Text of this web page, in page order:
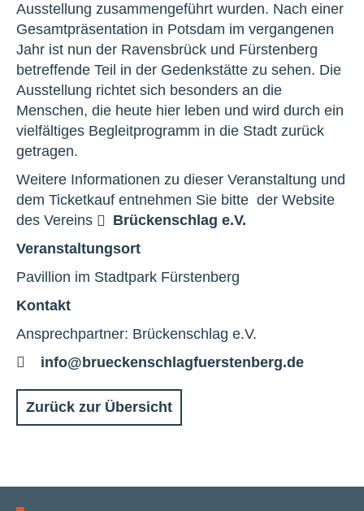
Ausstellung zusammengeführt wurden. Nach einer
Gesamtpräsentation in Potsdam im vergangenen
Jahr ist nun der Ravensbrück und Fürstenberg
betreffende Teil in der Gedenkstätte zu sehen. Die
Ausstellung richtet sich besonders an die
Menschen, die heute hier leben und wird durch ein
vielfältiges Begleitprogramm in die Stadt zurück
getragen.
Weitere Informationen zu dieser Veranstaltung und
dem Ticketkauf entnehmen Sie bitte der Website
des Vereins
Brückenschlag e.V.
Veranstaltungsort
Pavillion im Stadtpark Fürstenberg
Kontakt
Ansprechpartner: Brückenschlag e.V.
E-
info@brueckenschlagfuerstenberg.de
Zurück zur Übersicht